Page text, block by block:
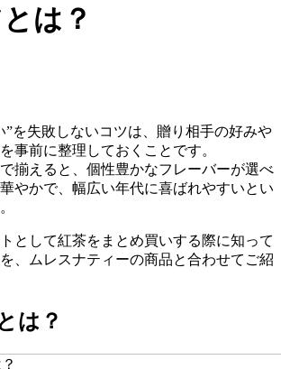
は？
”を失敗しないコツは、贈り相手の好みや
事前に整理しておくことです。
揃えると、個性豊かなフレーバーが選べ
やかで、幅広い年代に喜ばれやすいとい
として紅茶をまとめ買いする際に知って
、ムレスナティーの商品と合わせてご紹
は？